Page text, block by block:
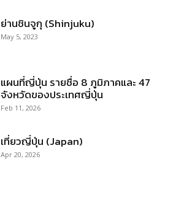
ย่านชินจูกุ (Shinjuku)
May 5, 2023
แผนที่ญี่ปุ่น รายชื่อ 8 ภูมิภาคและ 47
จังหวัดของประเทศญี่ปุ่น
Feb 11, 2026
เที่ยวญี่ปุ่น (Japan)
Apr 20, 2026